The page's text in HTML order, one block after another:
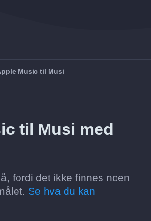
Music til Musi
til Musi med
fordi det ikke finnes noen
Se hva du kan